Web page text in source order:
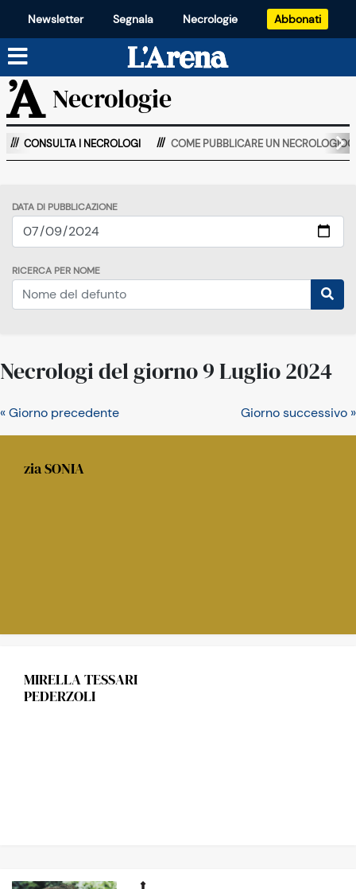
Newsletter Segnala Necrologie Abbonati
Necrologie
CONSULTA I NECROLOGI COME PUBBLICARE UN NECROLOGIOO
DATA DI PUBBLICAZIONE
RICERCA PER NOME
Necrologi del giorno 9 Luglio 2024
« Giorno precedente Giorno successivo »
zia SONIA
MIRELLA TESSARI
PEDERZOLI